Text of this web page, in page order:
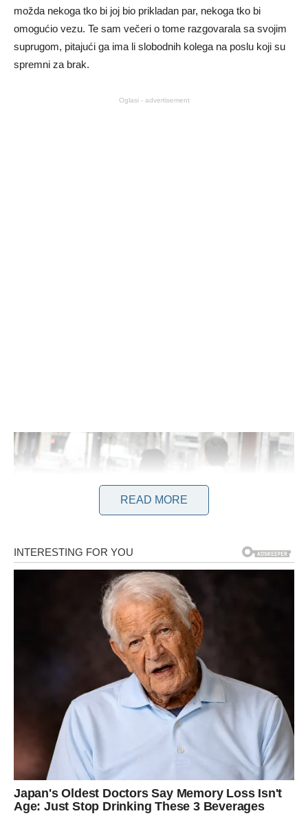
možda nekoga tko bi joj bio prikladan par, nekoga tko bi
omogućio vezu. Te sam večeri o tome razgovarala sa svojim
suprugom, pitajući ga ima li slobodnih kolega na poslu koji su
spremni za brak.
Oglasi - advertisement
Suprug se prisjetio pristojne osobe – marljive, koja se
suzdržavala od alkohola i usamljena. Stoga smo odlučili
omogućiti njihov susret. Suprug je upitao kolegicu slaže li se,
na što je kolegica odgovorila potvrdno.
Kontaktirao sam svoju prijateljicu i radosno je obavijestio da
sam dogovorio sastanak u njeno ime. Nakon što je objasnila
da je mladić limar – vrijedan, inteligentan, svojih godina,
neoženjen i bez djece – njezino početno uzbuđenje je nestalo.
Počela je izražavati svoje nezadovoljstvo, rekavši: “Zašto
limar? Ne zanima me limar; želim nekoga sa značajnim
READ MORE